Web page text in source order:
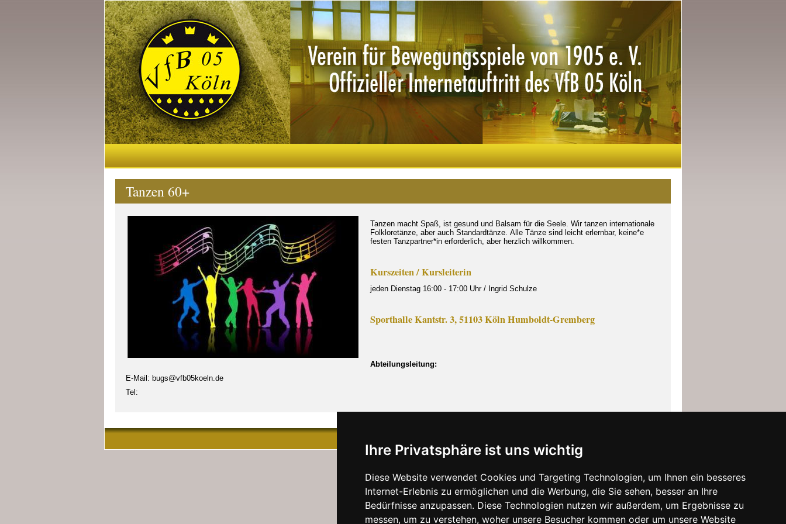
Ihre Privatsphäre ist uns wichtig
Diese Website verwendet Cookies und Targeting Technologien, um Ihnen ein besseres
Internet-Erlebnis zu ermöglichen und die Werbung, die Sie sehen, besser an Ihre
Bedürfnisse anzupassen. Diese Technologien nutzen wir außerdem, um Ergebnisse zu
messen, um zu verstehen, woher unsere Besucher kommen oder um unsere Website
Tanzen 60+
Tanzen macht Spaß, ist gesund und Balsam für die Seele. Wir tanzen internationale
Folkloretänze, aber auch Standardtänze. Alle Tänze sind leicht erlernbar, keine*e
festen Tanzpartner*in erforderlich, aber herzlich willkommen.
Kurszeiten / Kursleiterin
jeden Dienstag 16:00 - 17:00 Uhr / Ingrid Schulze
Sporthalle Kantstr. 3, 51103 Köln Humboldt-Gremberg
Abteilungsleitung:
E-Mail: bugs@vfb05koeln.de
Tel: